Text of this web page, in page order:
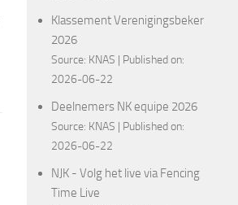
Klassement Verenigingsbeker
2026
Source: KNAS
Published on:
2026-06-22
Deelnemers NK equipe 2026
Source: KNAS
Published on:
2026-06-22
NJK - Volg het live via Fencing
Time Live